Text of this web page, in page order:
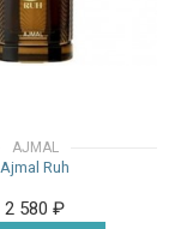
AJMAL
Ajmal Ruh
2 580₽